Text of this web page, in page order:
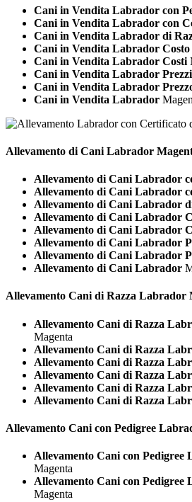
Cani in Vendita Labrador con
Cani in Vendita Labrador con
Cani in Vendita Labrador di
Cani in Vendita Labrador Costo
Cani in Vendita Labrador Costi
Cani in Vendita Labrador Prezzi
Cani in Vendita Labrador
Cani in Vendita Labrador
Allevamento di Cani Labrador
Allevamento di Cani Labrador
Allevamento di Cani Labrador
Allevamento di Cani Labrador
Allevamento di Cani Labrador
Allevamento di Cani Labrador
Allevamento di Cani Labrador
Allevamento di Cani Labrador
Allevamento di Cani Labrador
Allevamento Cani di Razza Labrador
Allevamento Cani di Razza
Magenta
Allevamento Cani di Razza
Allevamento Cani di Razza
Allevamento Cani di Razza
Allevamento Cani di Razza
Allevamento Cani di Razza
Allevamento Cani con Pedigree
Allevamento Cani con
Magenta
Allevamento Cani con Pedigree
Magenta